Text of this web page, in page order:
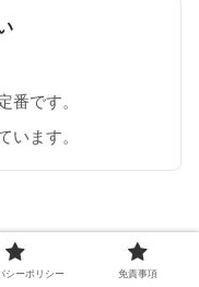
番です。
います。
シーポリシー 免責事項